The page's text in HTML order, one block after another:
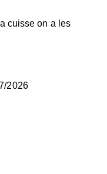
cuisse on a les
2026